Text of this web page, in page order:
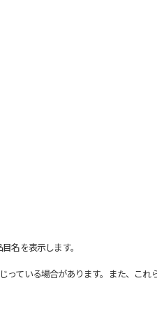
名を表示します。
いる場合があります。また、これ